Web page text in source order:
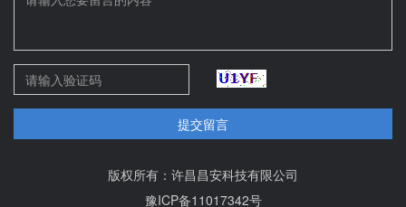
提交留言
版权所有：许昌昌安科技有限公司
豫ICP备11017342号